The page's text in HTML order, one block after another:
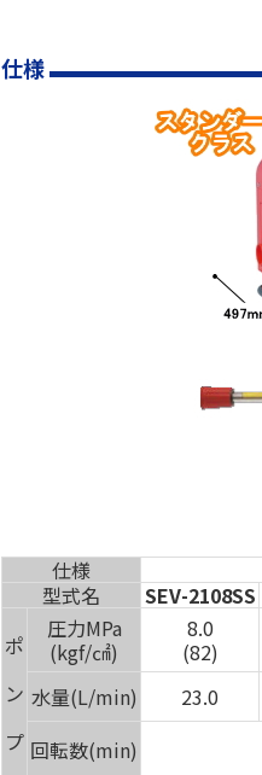
仕様
仕様
型式名
SEV-2108SS
ポ
ン
プ
圧力MPa
(kgf/㎠)
8.0
(82)
水量(L/min)
23.0
回転数(min)